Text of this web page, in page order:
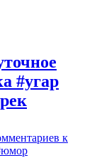
#угар
к